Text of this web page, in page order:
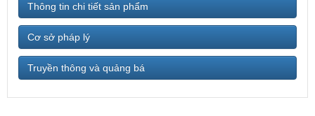
Thông tin chi tiết sản phẩm
Cơ sở pháp lý
Truyền thông và quảng bá